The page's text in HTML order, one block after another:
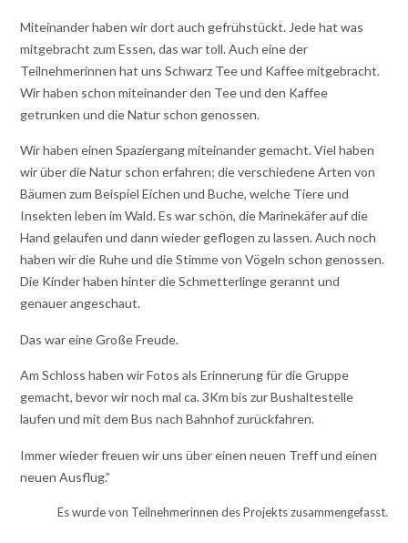
Miteinander haben wir dort auch gefrühstückt. Jede hat was
mitgebracht zum Essen, das war toll. Auch eine der
Teilnehmerinnen hat uns Schwarz Tee und Kaffee mitgebracht.
Wir haben schon miteinander den Tee und den Kaffee
getrunken und die Natur schon genossen.
Wir haben einen Spaziergang miteinander gemacht. Viel haben
wir über die Natur schon erfahren; die verschiedene Arten von
Bäumen zum Beispiel Eichen und Buche, welche Tiere und
Insekten leben im Wald. Es war schön, die Marinekäfer auf die
Hand gelaufen und dann wieder geflogen zu lassen. Auch noch
haben wir die Ruhe und die Stimme von Vögeln schon genossen.
Die Kinder haben hinter die Schmetterlinge gerannt und
genauer angeschaut.
Das war eine Große Freude.
Am Schloss haben wir Fotos als Erinnerung für die Gruppe
gemacht, bevor wir noch mal ca. 3Km bis zur Bushaltestelle
laufen und mit dem Bus nach Bahnhof zurückfahren.
Immer wieder freuen wir uns über einen neuen Treff und einen
neuen Ausflug.”
Es wurde von Teilnehmerinnen des Projekts zusammengefasst.